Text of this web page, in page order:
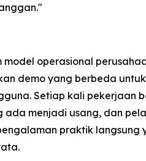
operasional
demo yang berbeda
Setiap kali pekerjaan
menjadi usang, dan
praktik